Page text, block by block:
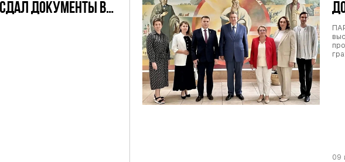
ДОКУМЕНТЫ В
09